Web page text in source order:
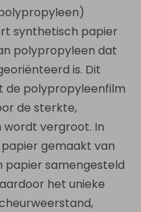
synthetisch papier
polypropyleen dat
is. Dit
de polypropyleenfilm
de sterkte,
vergroot. In
gemaakt van
papier samengesteld
het unieke